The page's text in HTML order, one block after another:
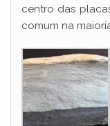
centro das
comum na